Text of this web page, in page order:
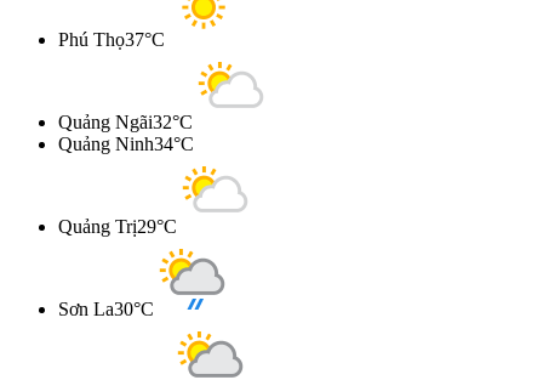
Phú Thọ37°C
Quảng Ngãi32°C
Quảng Ninh34°C
Quảng Trị29°C
Sơn La30°C